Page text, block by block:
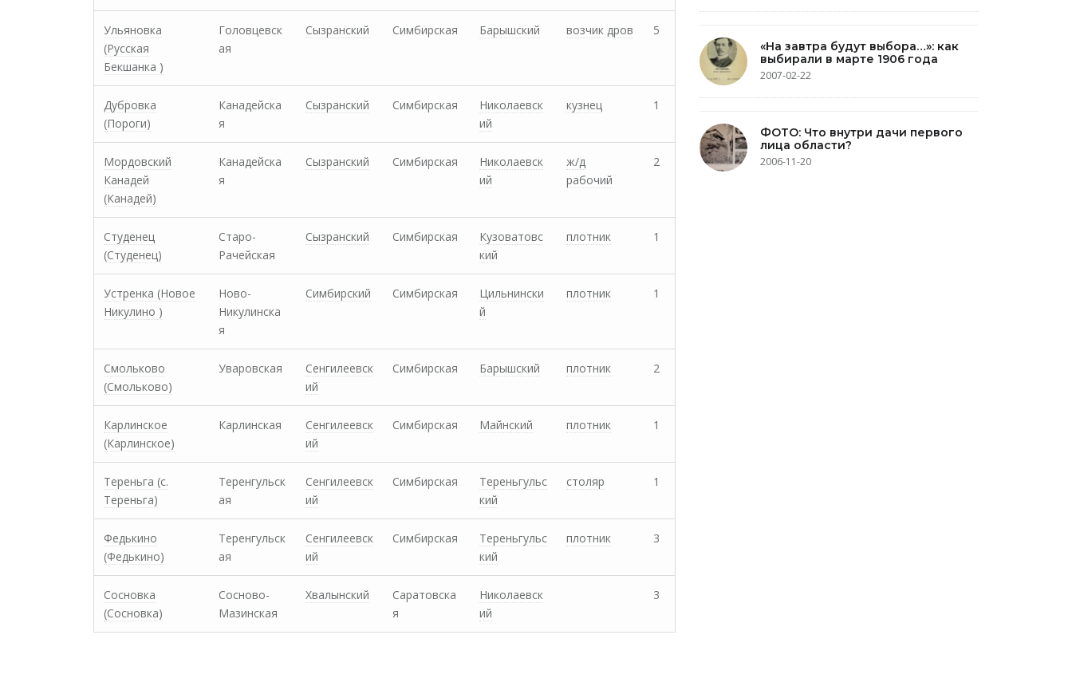
Ульяновка
(Русская
Бекшанка )
Головцевск
ая
Сызранский Симбирская Барышский возчик дров 5
Дубровка
(Пороги)
Канадейска
я
Сызранский Симбирская
Николаевск
ий
кузнец 1
Мордовский
Канадей
(Канадей)
Канадейска
я
Сызранский Симбирская
Николаевск
ий
ж/д
рабочий
2
Студенец
(Студенец)
Старо-
Рачейская
Сызранский Симбирская
Кузоватовс
кий
плотник 1
Устренка (Новое
Никулино )
Ново-
Никулинска
я
Симбирский Симбирская
Цильнински
й
плотник 1
Смольково
(Смольково)
Уваровская
Сенгилеевск
ий
Симбирская Барышский плотник 2
Карлинское
(Карлинское)
Карлинская
Сенгилеевск
ий
Симбирская Майнский плотник 1
Тереньга (с.
Тереньга)
Теренгульск
ая
Сенгилеевск
ий
Симбирская
Тереньгульс
кий
столяр 1
Федькино
(Федькино)
Теренгульск
ая
Сенгилеевск
ий
Симбирская
Тереньгульс
кий
плотник 3
Сосновка
(Сосновка)
Сосново-
Мазинская
Хвалынский
Саратовска
я
Николаевск
ий
3
«На завтра будут выбора…»: как
выбирали в марте 1906 года
2007-02-22
ФОТО: Что внутри дачи первого
лица области?
2006-11-20